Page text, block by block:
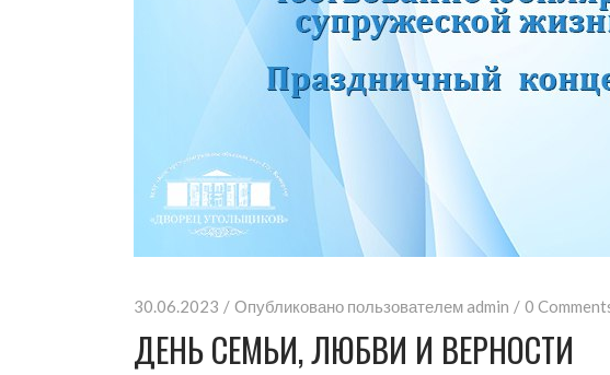
30.06.2023 Опубликовано пользователемadmin 0
ДЕНЬ СЕМЬИ, ЛЮБВИ И ВЕРНОСТИ